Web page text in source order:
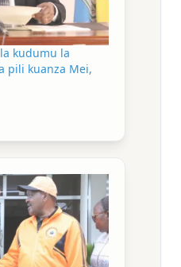
kudumu la
pili kuanza Mei,